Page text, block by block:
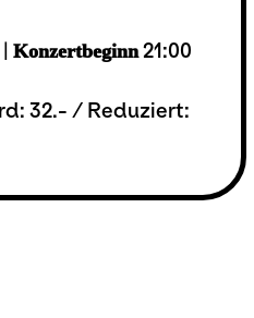
|Konzertbeginn21:00
32.- / Reduziert: